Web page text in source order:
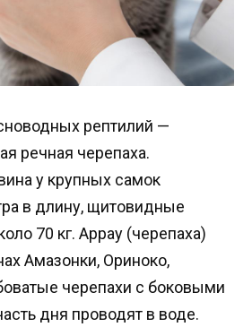
рептилий —
речная черепаха.
у крупных самок
в длину, щитовидные
70 кг. Аррау (черепаха)
Амазонки, Ориноко,
черепахи с боковыми
дня проводят в воде.